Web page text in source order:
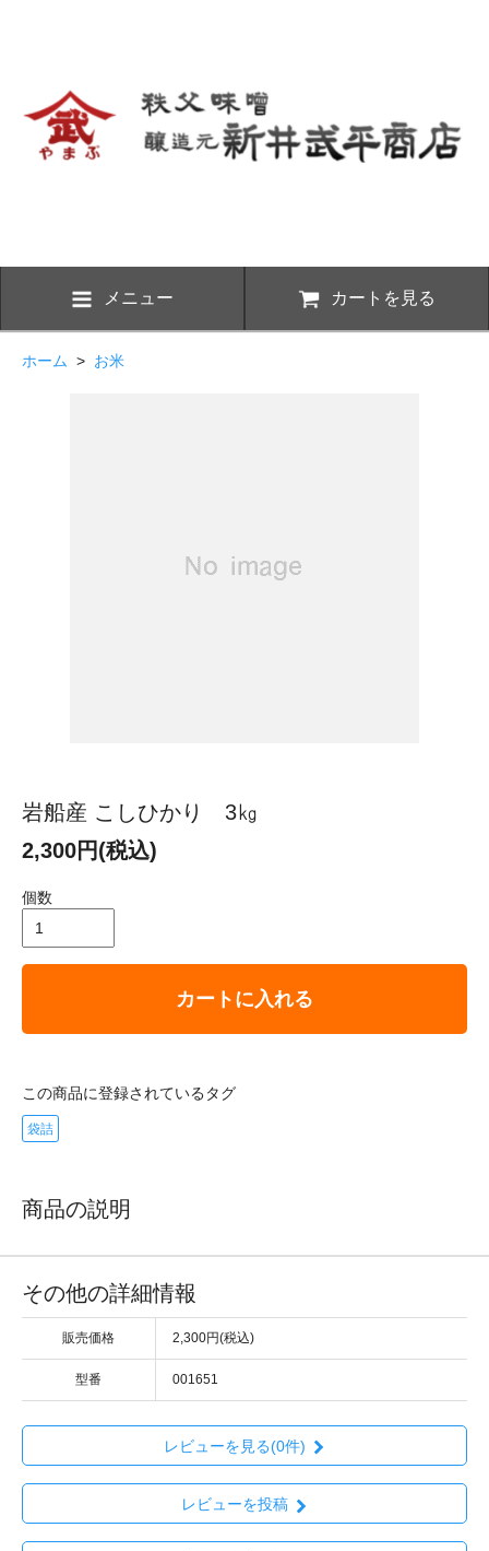
メニュー カートを見る
ホーム > お米
岩船産 こしひかり 3㎏
2,300円(税込)
個数
カートに入れる
この商品に登録されているタグ
袋詰
商品の説明
その他の詳細情報
販売価格 2,300円(税込)
型番 001651
レビューを見る(0件)
レビューを投稿